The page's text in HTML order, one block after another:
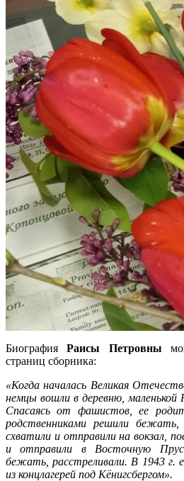
БиографияРаисы Петровны
страниц сборника:
«Когда началась Великая
немцы вошли в деревню, маленькой
Спасаясь от фашистов, ее
родственниками решили
схватили и отправили на вокзал,
и отправили в Восточную
бежать, расстреливали. В 1943 г.
из концлагерей под Кёнигсбергом».